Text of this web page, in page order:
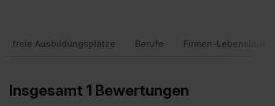
freie Ausbildungsplätze Berufe Firmen-Lebenslauf
Insgesamt 1 Bewertungen